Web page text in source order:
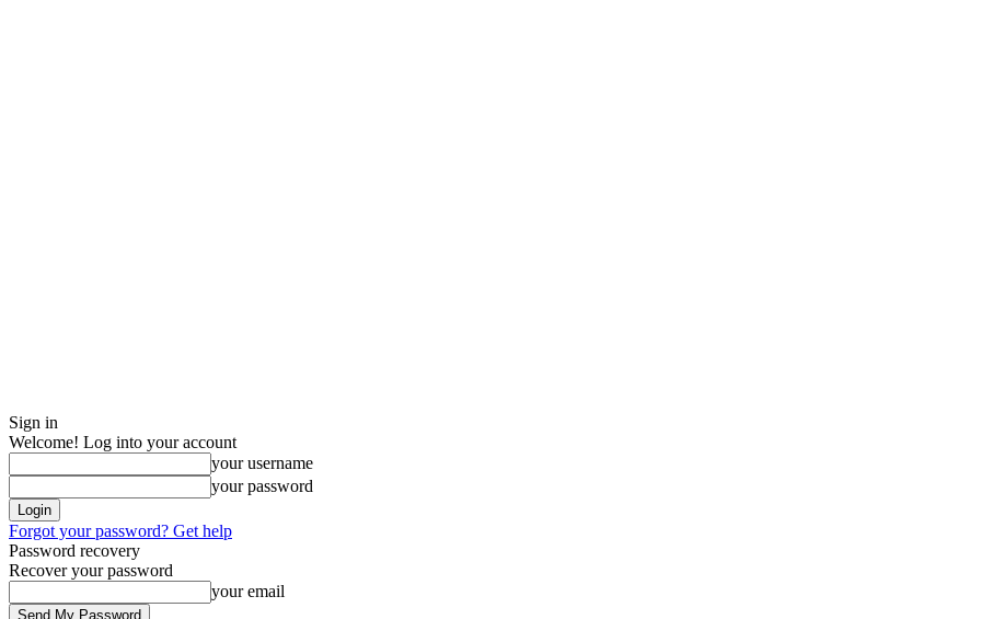
Sign in
Welcome! Log into your account
your username
your password
Forgot your password? Get help
Password recovery
Recover your password
your email